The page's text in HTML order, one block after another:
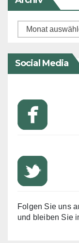
Archiv
Social Media
Folgen Sie uns
und bleiben Sie